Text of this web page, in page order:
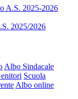
A.S. 2025-2026
2025/2026
Albo Sindacale
Scuola
Albo online